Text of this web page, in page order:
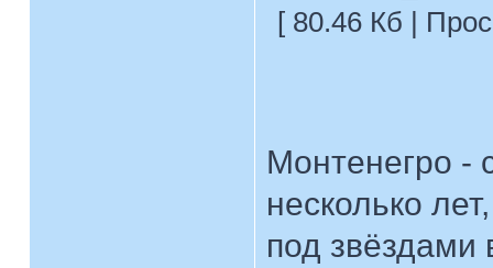
[ 80.46 Кб |
Монтенегро -
несколько
под звёздами